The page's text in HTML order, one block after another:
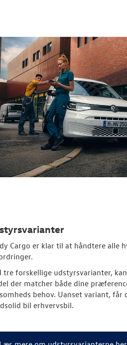
Cargo er klar til at håndtere alle
tre forskellige udstyrsvarianter,
der matcher både dine
behov. Uanset variant, får
bil erhvervsbil.